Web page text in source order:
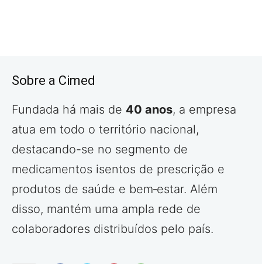
Sobre a Cimed
Fundada há mais de 40 anos, a empresa
atua em todo o território nacional,
destacando-se no segmento de
medicamentos isentos de prescrição e
produtos de saúde e bem‑estar. Além
disso, mantém uma ampla rede de
colaboradores distribuídos pelo país.